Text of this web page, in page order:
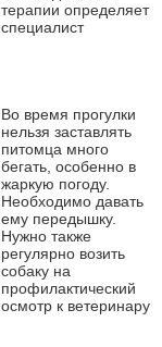
терапии определяет
специалист
Во время прогулки
нельзя заставлять
питомца много
бегать, особенно в
жаркую погоду.
Необходимо давать
ему передышку.
Нужно также
регулярно возить
собаку на
профилактический
осмотр к ветеринару